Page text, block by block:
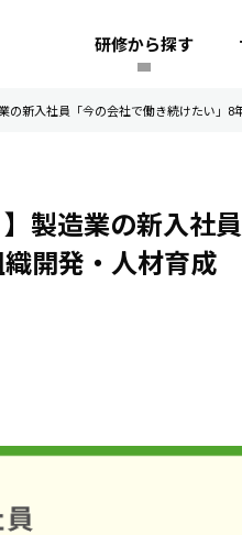
研修から探す
の新入社員「今の会社で働き続けたい」8
製造業の新入社
織開発・人材育成